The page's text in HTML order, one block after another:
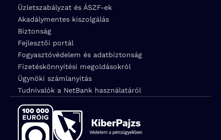
Üzletszabályzat és ÁSZF-ek
Akadálymentes kiszolgálás
Biztonság
Fejlesztői portál
Fogyasztóvédelem és adatbiztonság
Fizetéskönnyítési megoldásokról
Ügynöki számlanyitás
Tudnivalók a NetBank használatáról